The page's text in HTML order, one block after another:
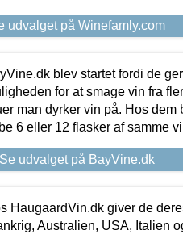
udvalget på Winefamly.com
blev startet fordi de
for at smage vin fra
man dyrker vin på. Hos
6 eller 12 flasker af samme
Se udvalget på BayVine.dk
HaugaardVin.dk giver de
Australien, USA, Italien